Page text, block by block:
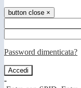
button close ×
Password dimenticata?
-